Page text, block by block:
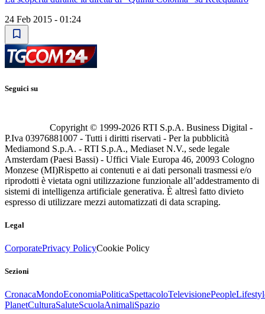
24 Feb 2015 - 01:24
Seguici su
Copyright © 1999-2026 RTI S.p.A. Business Digital -
P.Iva 03976881007 - Tutti i diritti riservati - Per la pubblicità
Mediamond S.p.A. - RTI S.p.A., Mediaset N.V., sede legale
Amsterdam (Paesi Bassi) - Uffici Viale Europa 46, 20093 Cologno
Monzese (MI)Rispetto ai contenuti e ai dati personali trasmessi e/o
riprodotti è vietata ogni utilizzazione funzionale all’addestramento di
sistemi di intelligenza artificiale generativa. È altresì fatto divieto
espresso di utilizzare mezzi automatizzati di data scraping.
Legal
CorporatePrivacy PolicyCookie Policy
Sezioni
CronacaMondoEconomiaPoliticaSpettacoloTelevisionePeople
PlanetCulturaSaluteScuolaAnimaliSpazio